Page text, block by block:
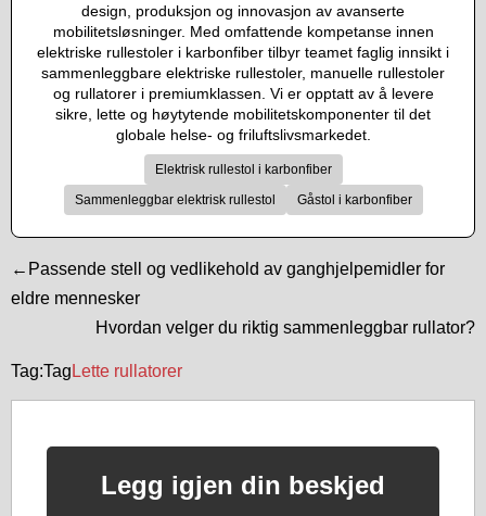
design, produksjon og innovasjon av avanserte
mobilitetsløsninger. Med omfattende kompetanse innen
elektriske rullestoler i karbonfiber tilbyr teamet faglig innsikt i
sammenleggbare elektriske rullestoler, manuelle rullestoler
og rullatorer i premiumklassen. Vi er opptatt av å levere
sikre, lette og høytytende mobilitetskomponenter til det
globale helse- og friluftslivsmarkedet.
Elektrisk rullestol i karbonfiber
Sammenleggbar elektrisk rullestol
Gåstol i karbonfiber
←Passende stell og vedlikehold av ganghjelpemidler for
eldre mennesker
Hvordan velger du riktig sammenleggbar rullator?
Tag:Tag Lette rullatorer
Legg igjen din beskjed